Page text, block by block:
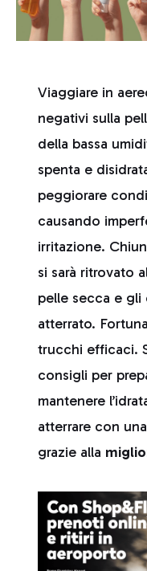
Viaggiare in
negativi sulla
della bassa
spenta e
peggiorare
causando
irritazione.
si sarà ritrovato
pelle secca e
atterrato.
trucchi efficaci.
consigli per
mantenere
atterrare con
grazie alla